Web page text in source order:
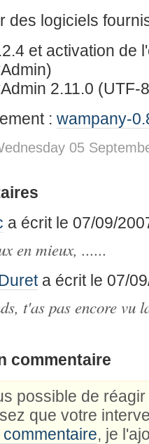
des logiciels
et activation de
2.11.0 (UTF-
: wampany-
05
a écrit le 07/09/
en mieux, ......
a écrit le 07/
t'as pas encore vu
commentaire
possible de
que votre
, je